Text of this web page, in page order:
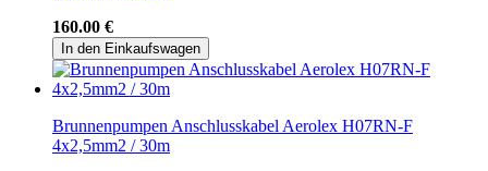
160.00 €
In den Einkaufswagen
Brunnenpumpen Anschlusskabel Aerolex H07RN-F
4x2,5mm2 / 30m